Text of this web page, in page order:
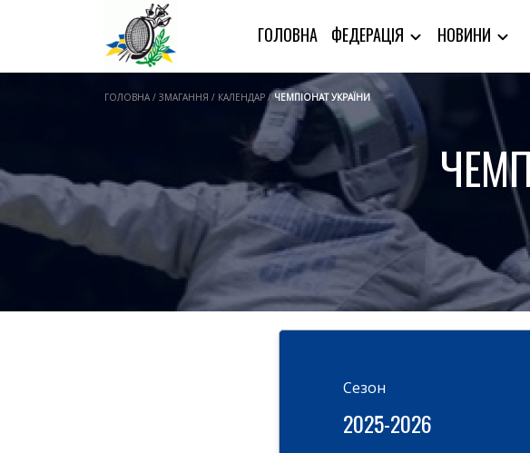
ГОЛОВНА ФЕДЕРАЦІЯ НОВИНИ
ГОЛОВНА / ЗМАГАННЯ / КАЛЕНДАР / ЧЕМПІОНАТ УКРАЇНИ
Cезон
2025-2026